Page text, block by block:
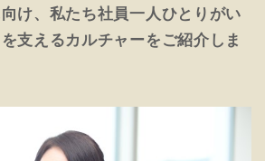
け、私たち社員一人ひとりがい
支えるカルチャーをご紹介しま